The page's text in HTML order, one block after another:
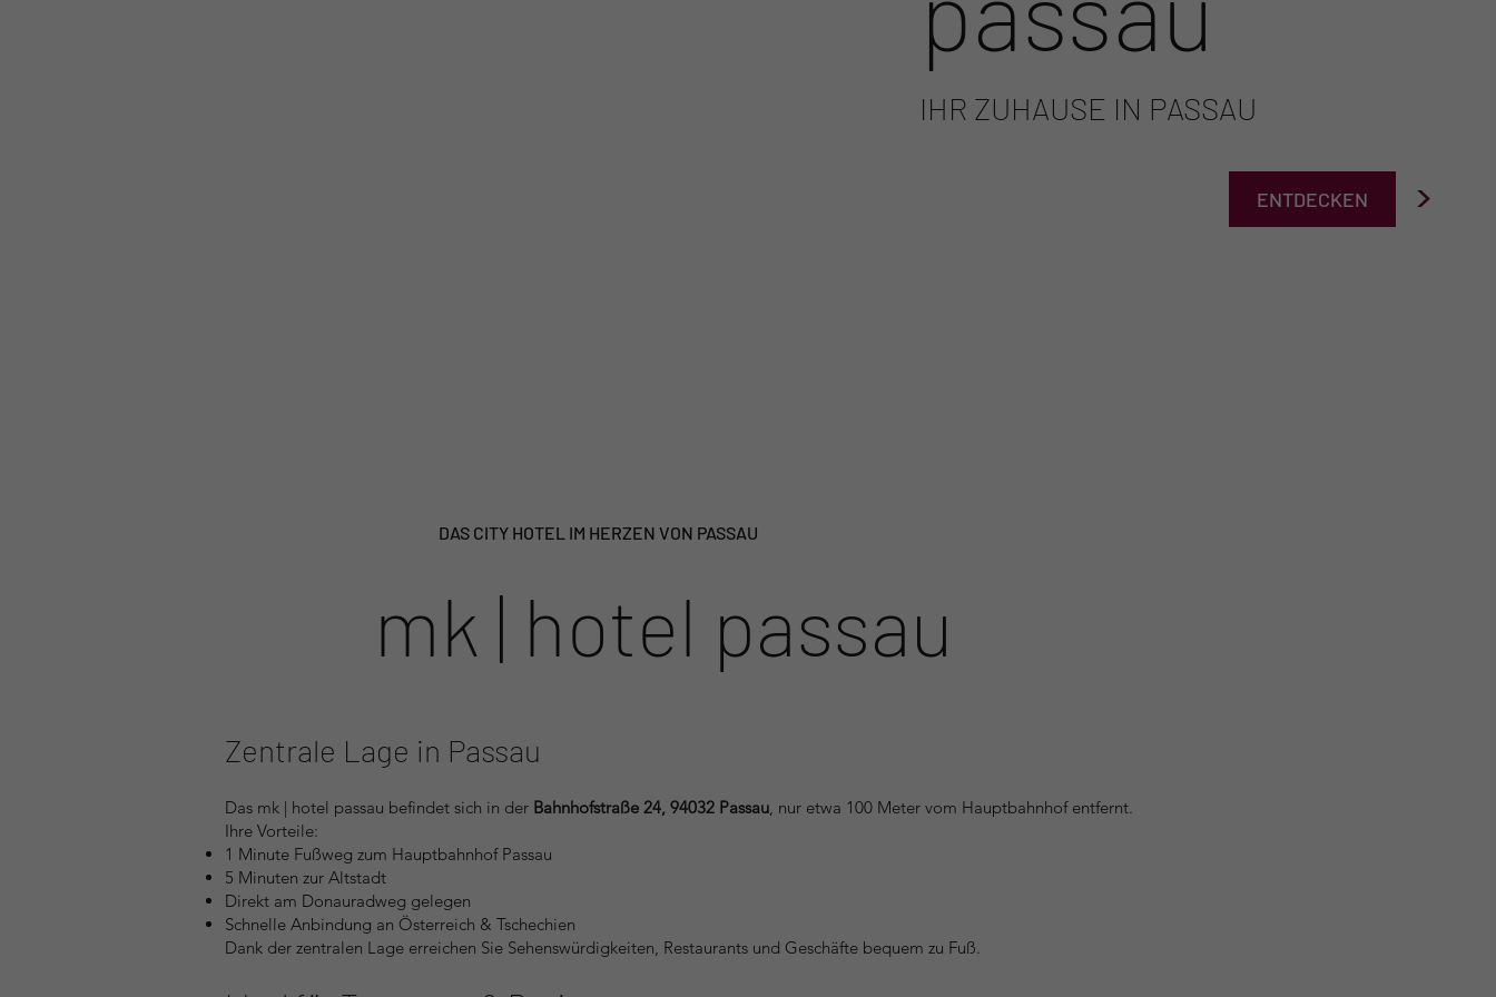
DAS CITY HOTEL IM HERZEN VON PASSAU
mk | hotel passau
Zentrale Lage in Passau
Das mk | hotel passau befindet sich in der Bahnhofstraße 24, 94032 Passau, nur etwa 100 Meter vom Hauptbahnhof entfernt.
Ihre Vorteile:
1 Minute Fußweg zum Hauptbahnhof Passau
5 Minuten zur Altstadt
Direkt am Donauradweg gelegen
Schnelle Anbindung an Österreich & Tschechien
Dank der zentralen Lage erreichen Sie Sehenswürdigkeiten, Restaurants und Geschäfte bequem zu Fuß.
IHR ZUHAUSE IN PASSAU
ENTDECKEN >